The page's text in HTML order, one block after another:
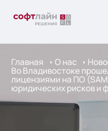
Главная О нас
Во Владивостоке
лицензиями на ПО
юридических рисков и